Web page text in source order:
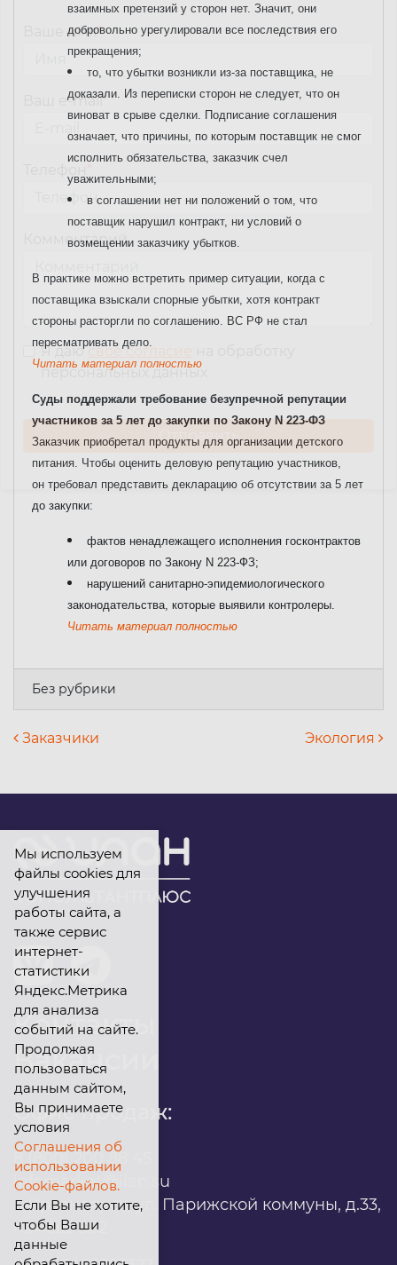
взаимных претензий у сторон нет. Значит, они
добровольно урегулировали все последствия его
прекращения;
то, что убытки возникли из-за поставщика, не
доказали. Из переписки сторон не следует, что он
виноват в срыве сделки. Подписание соглашения
означает, что причины, по которым поставщик не смог
исполнить обязательства, заказчик счел
уважительными;
в соглашении нет ни положений о том, что
поставщик нарушил контракт, ни условий о
возмещении заказчику убытков.
В практике можно встретить пример ситуации, когда с
поставщика взыскали спорные убытки, хотя контракт
стороны расторгли по соглашению. ВС РФ не стал
пересматривать дело.
Читать материал полностью
Суды поддержали требование безупречной репутации
участников за 5 лет до закупки по Закону N 223-ФЗ
Заказчик приобретал продукты для организации детского
питания. Чтобы оценить деловую репутацию участников,
он требовал представить декларацию об отсутствии за 5 лет
до закупки:
фактов ненадлежащего исполнения госконтрактов
или договоров по Закону N 223-ФЗ;
нарушений санитарно-эпидемиологического
законодательства, которые выявили контролеры.
Читать материал полностью
Без рубрики
Навигация по записям
Заказчики Экология
Контакты
Вакансии
Офис продаж:
infomarket@ilan.su
г. Красноярск, ул. Парижской коммуны, д.33,
помещ. 302
Ваше имя*
Ваш e-mail*
Комментарий
Я даюсвое согласие
персональных данных
Мы используем
файлы cookies для
улучшения
работы сайта, а
также сервис
интернет-
статистики
Яндекс.Метрика
для анализа
событий на сайте.
Продолжая
пользоваться
данным сайтом,
Вы принимаете
условия
Соглашения об
использовании
Cookie-файлов.
Если Вы не хотите,
чтобы Ваши
данные